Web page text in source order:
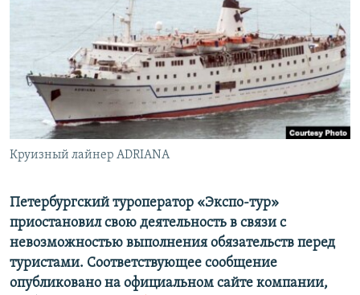
ПОБЕДИТЕЛЕЙ НЕ СУДЯТ?
КРЫМ.НЕПОКОРЕННЫЙ
ELIFBE
УКРАИНСКАЯ ПРОБЛЕМА КРЫМА
ПРИСОЕДИНЯЙТЕСЬ!
Все сайты RFE/RL
Круизный лайнер ADRIANА
Петербургский туроператор «Экспо-тур»
приостановил свою деятельность в связи с
невозможностью выполнения обязательств перед
туристами. Соответствующее сообщение
опубликовано на официальном сайте компании,